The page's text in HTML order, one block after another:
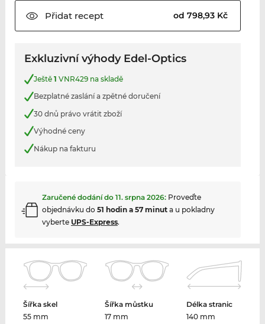
Přidatrecept od 798,93 Kč
Exkluzivní výhody Edel-Optics
Ještě 1 VNR429 na skladě
Bezplatné zaslání a zpětné doručení
30 dnů právo vrátit zboží
Výhodné ceny
Nákup na fakturu
Zaručené dodání do 11. srpna 2026: Proveďte
objednávku do 51 hodin a 57 minuta u pokladny
vyberte UPS-Express.
Šířka skel
55 mm
Šířka můstku
17 mm
Délka stranic
140 mm